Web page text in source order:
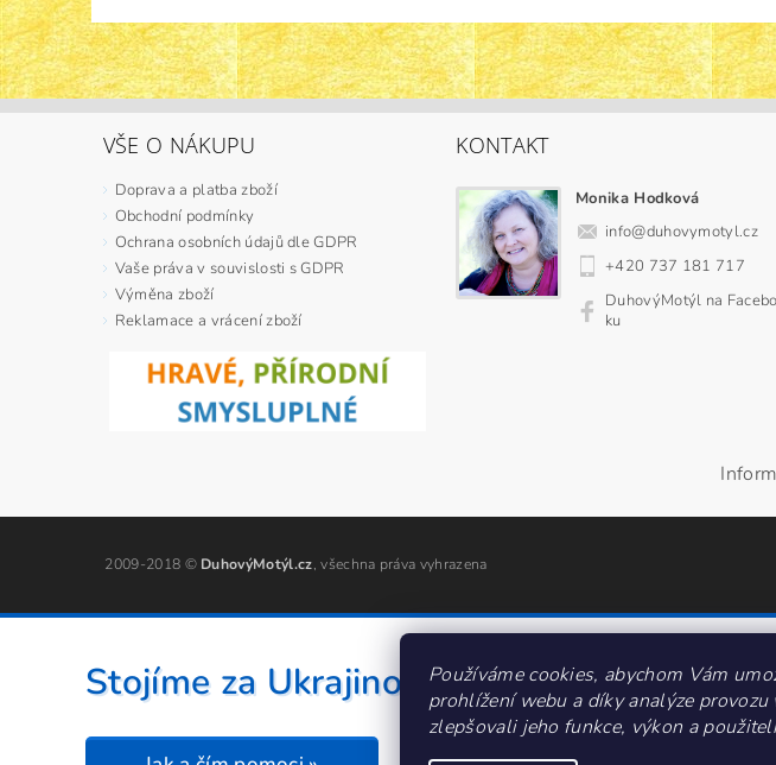
VŠE O NÁKUPU
Doprava a platba zboží
Obchodní podmínky
Ochrana osobních údajů dle GDPR
Vaše práva v souvislosti s GDPR
Výměna zboží
Reklamace a vrácení zboží
KONTAKT
Monika Hodková
info@duhovymotyl.cz
+420 737 181 717
DuhovýMotýl na
ku
2009-2018 © DuhovýMotýl.cz, všechna práva vyhrazena
Používáme cookies, abychom Vám
prohlížení webu a díky analýze
zlepšovali jeho funkce, výkon a
Stojíme za Ukrajinou ❤️